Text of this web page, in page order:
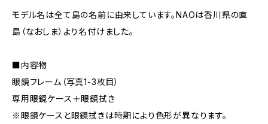
モデル名は全て島の名前に由来しています。NAOは香川県の直
島（なおしま）より名付けました。
■内容物
眼鏡フレーム（写真1-3枚目）
専用眼鏡ケース＋眼鏡拭き
※眼鏡ケースと眼鏡拭きは時期により色形が異なります。